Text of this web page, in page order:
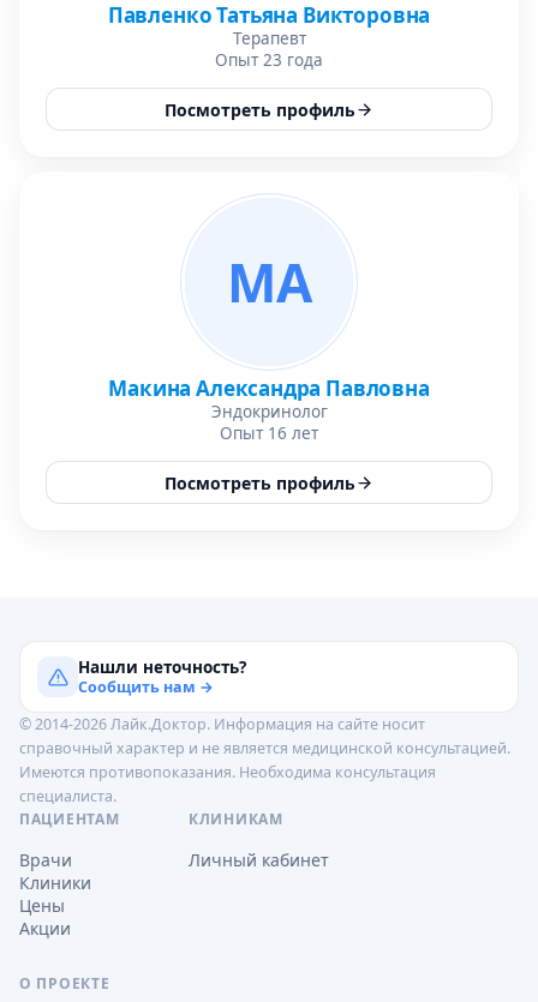
Павленко Татьяна Викторовна
Терапевт
Опыт 23 года
Посмотреть профиль
МА
Макина Александра Павловна
Эндокринолог
Опыт 16 лет
Посмотреть профиль
Нашли неточность?
Сообщить нам →
© 2014-2026 Лайк.Доктор. Информация на сайте носит
справочный характер и не является медицинской консультацией.
Имеются противопоказания. Необходима консультация
специалиста.
ПАЦИЕНТАМ
Врачи
Клиники
Цены
Акции
КЛИНИКАМ
Личный кабинет
О ПРОЕКТЕ